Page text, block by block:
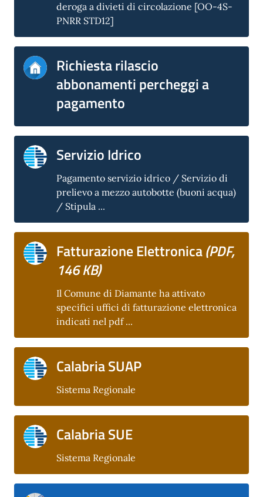
deroga a divieti di circolazione [OO-4S-
PNRR STD12]
Richiesta rilascio
abbonamenti percheggi a
pagamento
Servizio Idrico
Pagamento servizio idrico / Servizio di
prelievo a mezzo autobotte (buoni acqua)
/ Stipula ...
Fatturazione Elettronica(PDF,
146 KB)
Il Comune di Diamante ha attivato
specifici uffici di fatturazione elettronica
indicati nel pdf ...
Calabria SUAP
Sistema Regionale
Calabria SUE
Sistema Regionale